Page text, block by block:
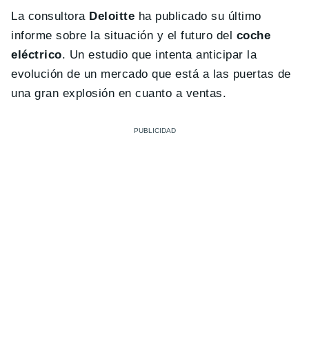
La consultora Deloitte ha publicado su último
informe sobre la situación y el futuro del coche
eléctrico. Un estudio que intenta anticipar la
evolución de un mercado que está a las puertas de
una gran explosión en cuanto a ventas.